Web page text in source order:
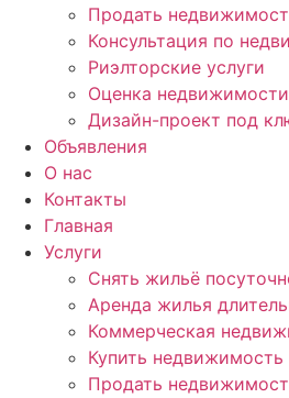
Продать
Консультация по
Риэлторские услуги
Оценка
Дизайн-проект под
Объявления
О нас
Контакты
Главная
Услуги
Снять жильё
Аренда жилья
Коммерческая
Купить недвижимость
Продать